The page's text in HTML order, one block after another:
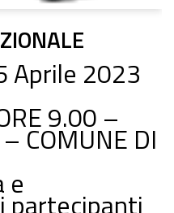
Aprile 2023
9.00 –
COMUNE DI
e
partecipanti